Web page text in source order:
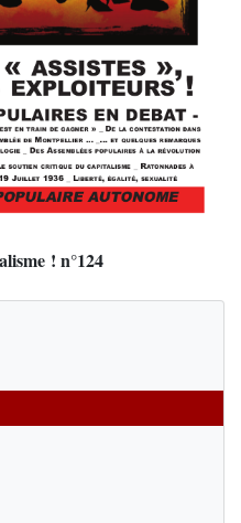
! n°124